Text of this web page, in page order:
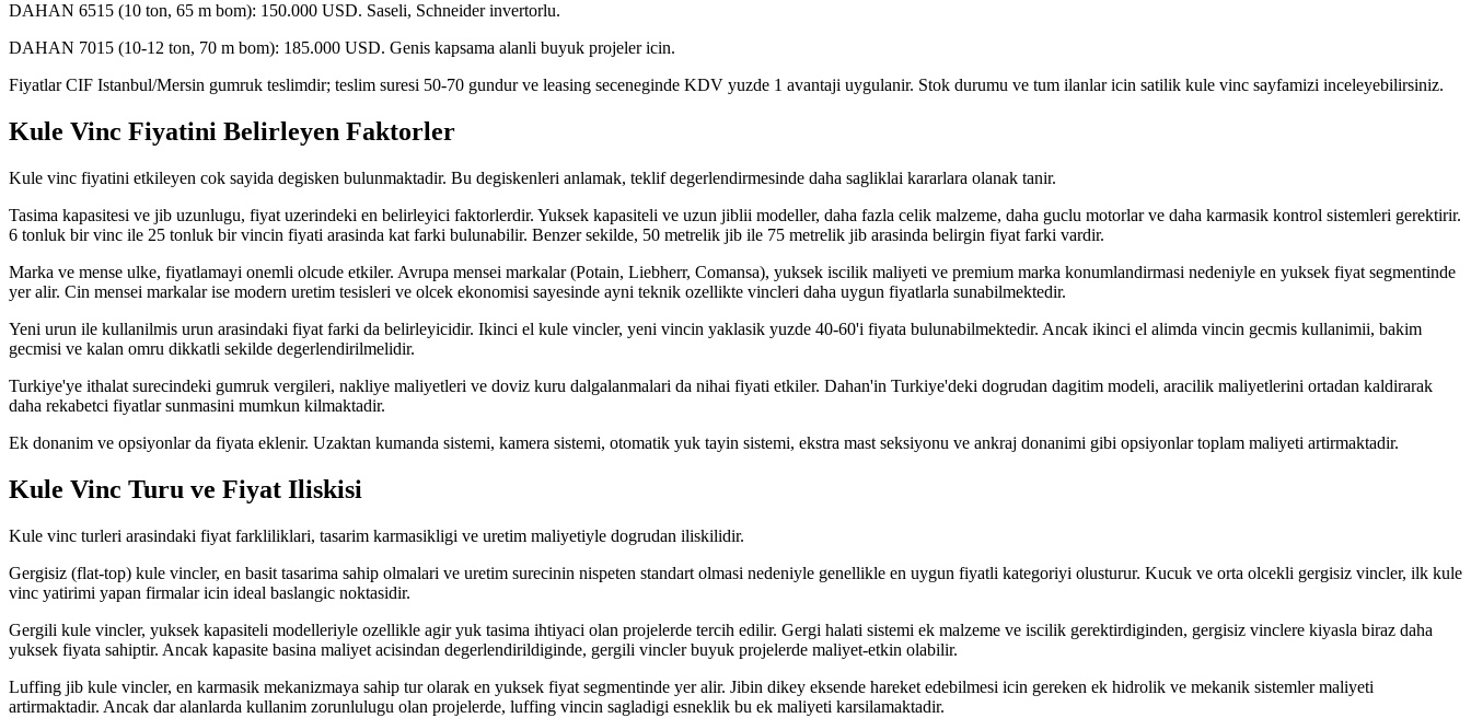
DAHAN 6515 (10 ton, 65 m bom): 150.000 USD. Saseli, Schneider invertorlu.
DAHAN 7015 (10-12 ton, 70 m bom): 185.000 USD. Genis kapsama alanli buyuk projeler icin.
Fiyatlar CIF Istanbul/Mersin gumruk teslimdir; teslim suresi 50-70 gundur ve leasing seceneginde KDV yuzde 1 avantaji uygulanir. Stok durumu ve tum ilanlar icin satilik kule vinc sayfamizi inceleyebilirsiniz.
Kule Vinc Fiyatini Belirleyen Faktorler
Kule vinc fiyatini etkileyen cok sayida degisken bulunmaktadir. Bu degiskenleri anlamak, teklif degerlendirmesinde daha sagliklai kararlara olanak tanir.
Tasima kapasitesi ve jib uzunlugu, fiyat uzerindeki en belirleyici faktorlerdir. Yuksek kapasiteli ve uzun jiblii modeller, daha fazla celik malzeme, daha guclu motorlar ve daha karmasik kontrol sistemleri gerektirir.
6 tonluk bir vinc ile 25 tonluk bir vincin fiyati arasinda kat farki bulunabilir. Benzer sekilde, 50 metrelik jib ile 75 metrelik jib arasinda belirgin fiyat farki vardir.
Marka ve mense ulke, fiyatlamayi onemli olcude etkiler. Avrupa mensei markalar (Potain, Liebherr, Comansa), yuksek iscilik maliyeti ve premium marka konumlandirmasi nedeniyle en yuksek fiyat segmentinde
yer alir. Cin mensei markalar ise modern uretim tesisleri ve olcek ekonomisi sayesinde ayni teknik ozellikte vincleri daha uygun fiyatlarla sunabilmektedir.
Yeni urun ile kullanilmis urun arasindaki fiyat farki da belirleyicidir. Ikinci el kule vincler, yeni vincin yaklasik yuzde 40-60'i fiyata bulunabilmektedir. Ancak ikinci el alimda vincin gecmis kullanimii, bakim
gecmisi ve kalan omru dikkatli sekilde degerlendirilmelidir.
Turkiye'ye ithalat surecindeki gumruk vergileri, nakliye maliyetleri ve doviz kuru dalgalanmalari da nihai fiyati etkiler. Dahan'in Turkiye'deki dogrudan dagitim modeli, aracilik maliyetlerini ortadan kaldirarak
daha rekabetci fiyatlar sunmasini mumkun kilmaktadir.
Ek donanim ve opsiyonlar da fiyata eklenir. Uzaktan kumanda sistemi, kamera sistemi, otomatik yuk tayin sistemi, ekstra mast seksiyonu ve ankraj donanimi gibi opsiyonlar toplam maliyeti artirmaktadir.
Kule Vinc Turu ve Fiyat Iliskisi
Kule vinc turleri arasindaki fiyat farkliliklari, tasarim karmasikligi ve uretim maliyetiyle dogrudan iliskilidir.
Gergisiz (flat-top) kule vincler, en basit tasarima sahip olmalari ve uretim surecinin nispeten standart olmasi nedeniyle genellikle en uygun fiyatli kategoriyi olusturur. Kucuk ve orta olcekli gergisiz vincler, ilk kule
vinc yatirimi yapan firmalar icin ideal baslangic noktasidir.
Gergili kule vincler, yuksek kapasiteli modelleriyle ozellikle agir yuk tasima ihtiyaci olan projelerde tercih edilir. Gergi halati sistemi ek malzeme ve iscilik gerektirdiginden, gergisiz vinclere kiyasla biraz daha
yuksek fiyata sahiptir. Ancak kapasite basina maliyet acisindan degerlendirildiginde, gergili vincler buyuk projelerde maliyet-etkin olabilir.
Luffing jib kule vincler, en karmasik mekanizmaya sahip tur olarak en yuksek fiyat segmentinde yer alir. Jibin dikey eksende hareket edebilmesi icin gereken ek hidrolik ve mekanik sistemler maliyeti
artirmaktadir. Ancak dar alanlarda kullanim zorunlulugu olan projelerde, luffing vincin sagladigi esneklik bu ek maliyeti karsilamaktadir.